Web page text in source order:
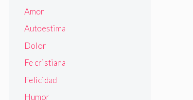
Amor
Autoestima
Dolor
Fe cristiana
Felicidad
Humor